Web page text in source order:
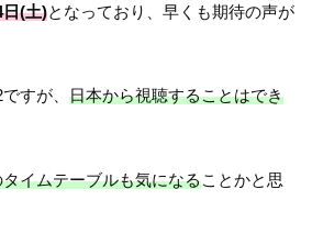
(土)となっており、早くも期待の声が
すが、日本から視聴することはでき
イムテーブルも気になることかと思